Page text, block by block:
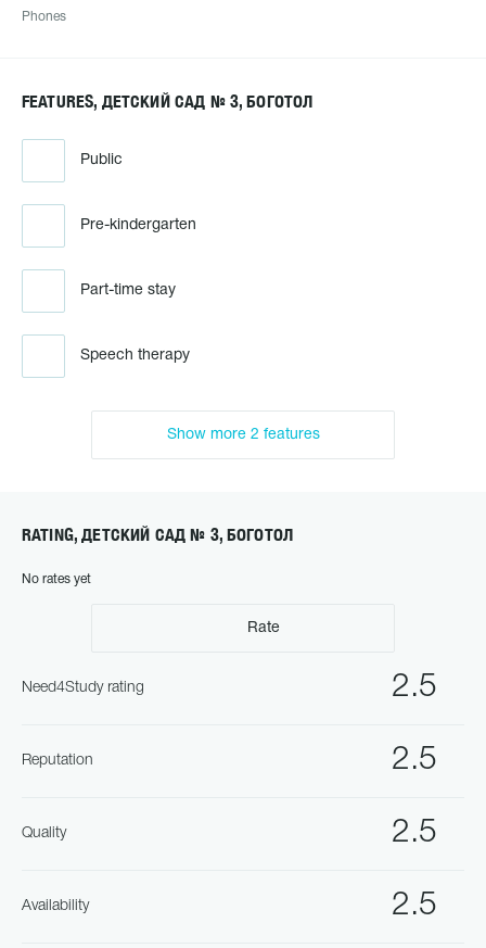
Phones
FEATURES, ДЕТСКИЙ САД № 3, БОГОТОЛ
Public
Pre-kindergarten
Part-time stay
Speech therapy
Show more 2 features
RATING, ДЕТСКИЙ САД № 3, БОГОТОЛ
No rates yet
Rate
2.5
Need4Study rating
2.5
Reputation
2.5
Quality
2.5
Availability